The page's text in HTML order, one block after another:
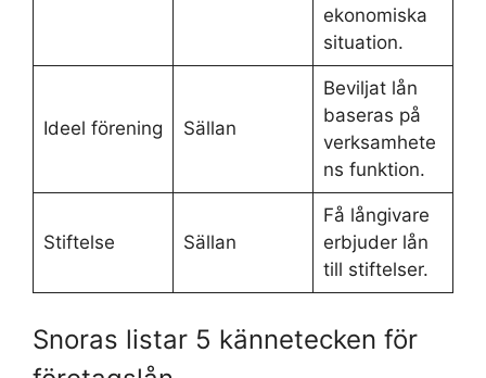
ekonomiska
situation.
Ideel förening Sällan
Beviljat lån
baseras på
verksamhete
ns funktion.
Stiftelse Sällan
Få långivare
erbjuder lån
till stiftelser.
Snoras listar 5 kännetecken för